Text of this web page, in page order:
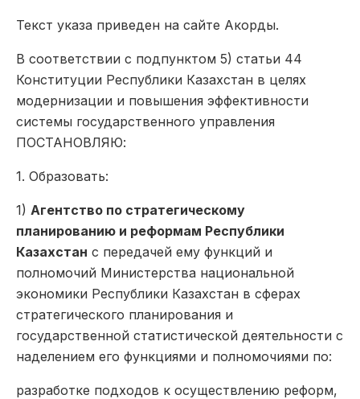
Текст указа приведен на сайте Акорды.
В соответствии с подпунктом 5) статьи 44
Конституции Республики Казахстан в целях
модернизации и повышения эффективности
системы государственного управления
ПОСТАНОВЛЯЮ:
1. Образовать:
1) Агентство по стратегическому
планированию и реформам Республики
Казахстан с передачей ему функций и
полномочий Министерства национальной
экономики Республики Казахстан в сферах
стратегического планирования и
государственной статистической деятельности с
наделением его функциями и полномочиями по:
разработке подходов к осуществлению реформ,